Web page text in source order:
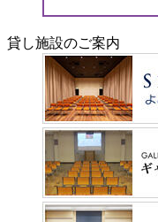
貸し施設のご案内